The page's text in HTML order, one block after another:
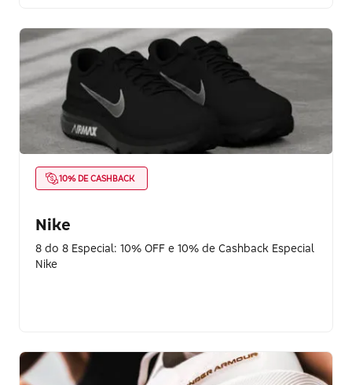
10% DE CASHBACK
Nike
8 do 8 Especial: 10% OFF e 10% de Cashback Especial
Nike